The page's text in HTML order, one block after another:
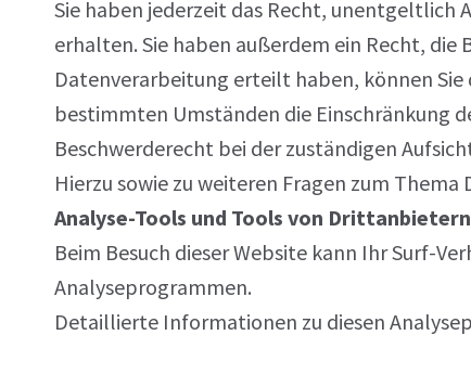
Sie haben jederzeit das Recht, unentgeltlich
erhalten. Sie haben außerdem ein Recht, die
Datenverarbeitung erteilt haben, können
bestimmten Umständen die Einschränkung
Beschwerderecht bei der zuständigen
Hierzu sowie zu weiteren Fragen zum
Analyse-Tools und Tools von Drittanbietern
Beim Besuch dieser Website kann Ihr Surf-
Analyseprogrammen.
Detaillierte Informationen zu diesen